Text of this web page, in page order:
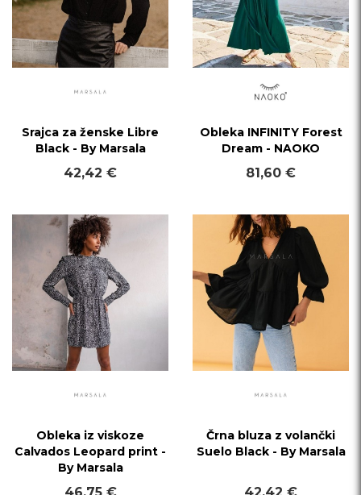
Srajca za ženske Libre
Black - By Marsala
42,42 €
Obleka INFINITY Forest
Dream - NAOKO
81,60 €
Obleka iz viskoze
Calvados Leopard print -
By Marsala
Črna bluza z volančki
Suelo Black - By Marsala